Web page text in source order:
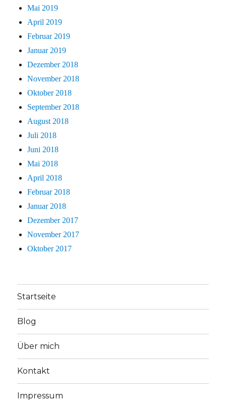
Mai 2019
April 2019
Februar 2019
Januar 2019
Dezember 2018
November 2018
Oktober 2018
September 2018
August 2018
Juli 2018
Juni 2018
Mai 2018
April 2018
Februar 2018
Januar 2018
Dezember 2017
November 2017
Oktober 2017
Startseite
Blog
Über mich
Kontakt
Impressum